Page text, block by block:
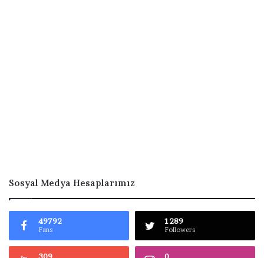
Sosyal Medya Hesaplarımız
49792
Fans
1289
Followers